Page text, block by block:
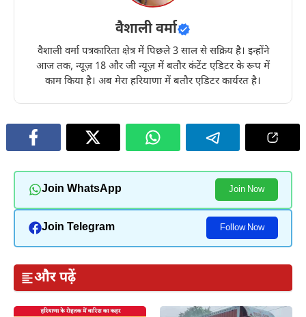
वैशाली वर्मा
वैशाली वर्मा पत्रकारिता क्षेत्र में पिछले 3 साल से सक्रिय है। इन्होंने
आज तक, न्यूज़ 18 और जी न्यूज़ में बतौर कंटेंट एडिटर के रूप में
काम किया है। अब मेरा हरियाणा में बतौर एडिटर कार्यरत है।
Join WhatsApp Join Now
Join Telegram Follow Now
और पढ़ें